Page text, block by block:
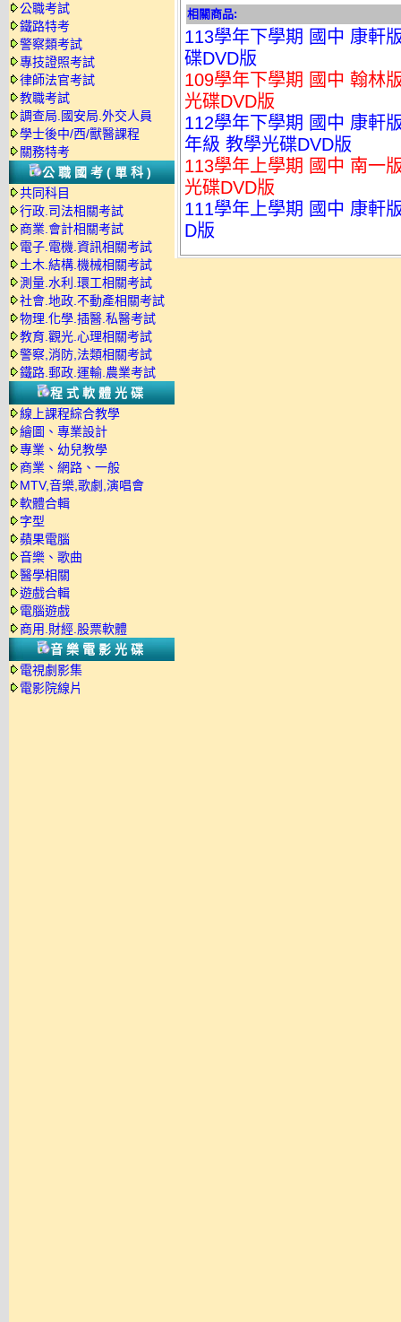
公職考試
鐵路特考
警察類考試
專技證照考試
律師法官考試
教職考試
調查局.國安局.外交人員
學士後中/西/獸醫課程
關務特考
公職國考(單科)
共同科目
行政.司法相關考試
商業.會計相關考試
電子.電機.資訊相關考試
土木.結構.機械相關考試
測量.水利.環工相關考試
社會.地政.不動產相關考試
物理.化學.插醫.私醫考試
教育.觀光.心理相關考試
警察,消防,法類相關考試
鐵路.郵政.運輸.農業考試
程式軟體光碟
線上課程綜合教學
繪圖、專業設計
專業、幼兒教學
商業、網路、一般
MTV,音樂,歌劇,演唱會
軟體合輯
字型
蘋果電腦
音樂、歌曲
醫學相關
遊戲合輯
電腦遊戲
商用.財經.股票軟體
音樂電影光碟
電視劇影集
電影院線片
相關商品:
113學年下學期 國中 康軒
碟DVD版
109學年下學期 國中 翰林
光碟DVD版
112學年下學期 國中 康軒
年級 教學光碟DVD版
113學年上學期 國中 南一
光碟DVD版
111學年上學期 國中 康軒
D版